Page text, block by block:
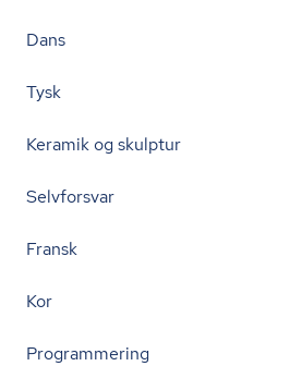
Dans
Tysk
Keramik og skulptur
Selvforsvar
Fransk
Kor
Programmering